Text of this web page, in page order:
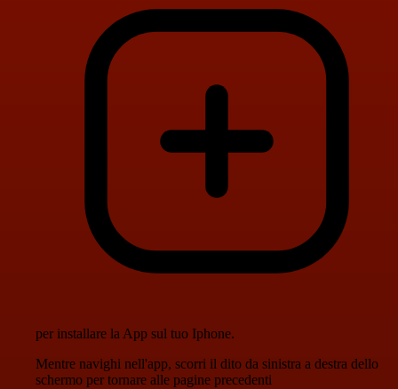
per installare la App sul tuo Iphone.
Mentre navighi nell'app, scorri il dito da sinistra a destra dello
schermo per tornare alle pagine precedenti